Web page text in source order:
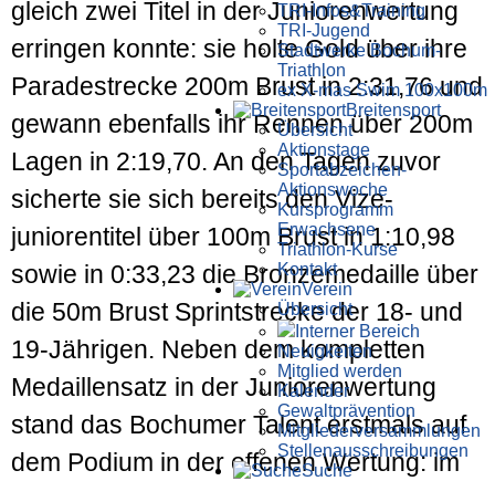
TRI-Infos&Training
TRI-Jugend
Stadtwerke Bochum-
Triathlon
ex X-mas Swim 100x100m
Breiten­sport
Übersicht
Aktionstage
Sportabzeichen-
Aktionswoche
Kursprogramm
Erwachsene
Triathlon-Kurse
Kontakt
Verein
Übersicht
Interner Bereich
Neuigkeiten
Mitglied werden
Kalender
Gewaltprävention
Mitglieder­versammlungen
Stellen­aus­schrei­bungen
Suche
gleich zwei Titel in der Junioren­wertung
erringen konnte: sie holte Gold über ihre
Parade­strecke 200m Brust in 2:31,76 und
gewann ebenfalls ihr Rennen über 200m
Lagen in 2:19,70. An den Tagen zuvor
sicherte sie sich bereits den Vize­
junioren­titel über 100m Brust in 1:10,98
sowie in 0:33,23 die Bronze­medaille über
die 50m Brust Sprint­strecke der 18- und
19-Jährigen. Neben dem kompletten
Medaillen­satz in der Junioren­wertung
stand das Bochumer Talent erstmals auf
dem Podium in der offenen Wertung: im